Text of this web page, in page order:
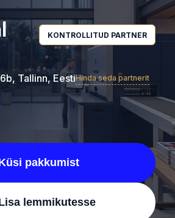
KONTROLLITUD PARTNER
Tallinn, EestiHinda seda partnerit
pakkumist
lemmikutesse